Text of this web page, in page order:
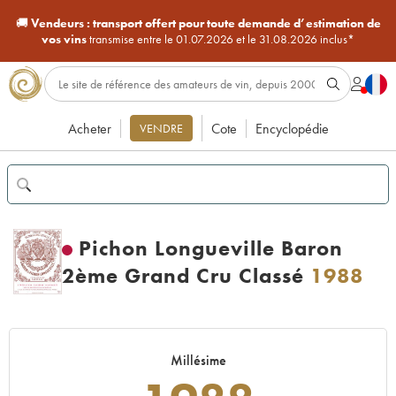
🚚Vendeurs : transport offert pour toute demande d’estimation de
vos vinstransmise entre le 01.07.2026 et le 31.08.2026 inclus*
Acheter VENDRE Cote Encyclopédie
Pichon Longueville Baron
2ème Grand Cru Classé 1988
Millésime